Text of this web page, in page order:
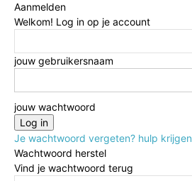
Aanmelden
Welkom! Log in op je account
jouw gebruikersnaam
jouw wachtwoord
Je wachtwoord vergeten? hulp krijgen
Wachtwoord herstel
Vind je wachtwoord terug